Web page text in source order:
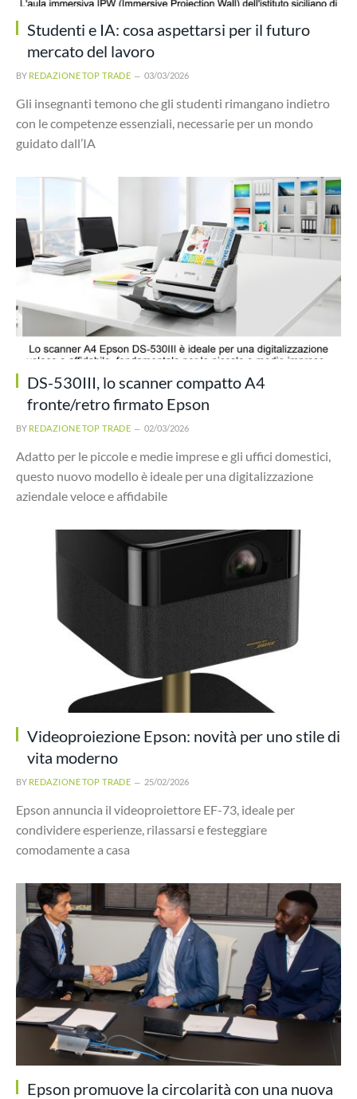
Studenti e IA: cosa aspettarsi per il futuro
mercato del lavoro
BY REDAZIONE TOP TRADE 03/03/2026
Gli insegnanti temono che gli studenti rimangano indietro
con le competenze essenziali, necessarie per un mondo
guidato dall’IA
DS-530III, lo scanner compatto A4
fronte/retro firmato Epson
BY REDAZIONE TOP TRADE 02/03/2026
Adatto per le piccole e medie imprese e gli uffici domestici,
questo nuovo modello è ideale per una digitalizzazione
aziendale veloce e affidabile
Videoproiezione Epson: novità per uno stile di
vita moderno
BY REDAZIONE TOP TRADE 25/02/2026
Epson annuncia il videoproiettore EF-73, ideale per
condividere esperienze, rilassarsi e festeggiare
comodamente a casa
Epson promuove la circolarità con una nuova